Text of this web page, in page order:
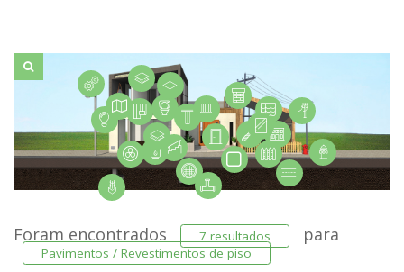
Foram encontrados 7 resultados para
Pavimentos / Revestimentos de piso